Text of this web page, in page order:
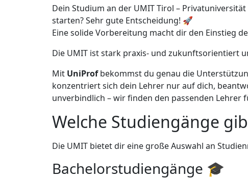
Dein Studium an der UMIT Tirol –
starten? Sehr gute Entscheidung! 🚀
Eine solide Vorbereitung macht dir den Einstieg
Die UMIT ist stark praxis- und zukunftsorientiert
Mit UniProfbekommst du genau die
konzentriert sich dein Lehrer nur auf dich,
unverbindlich – wir finden den passenden Lehrer
Welche Studiengänge
Die UMIT bietet dir eine große Auswahl an
Bachelorstudiengänge 🎓